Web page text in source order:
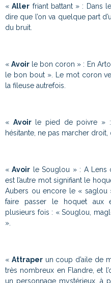
«Aller friant battant » : Dans
dire que l’on va quelque part
du bruit.
«Avoir le bon coron » : En
le bon bout ». Le mot coron
la fileuse autrefois.
« Avoirle pied de poivre » :
hésitante, ne pas marcher
«Avoir le Souglou » : A
est l’autre mot signifiant le
Aubers ou encore le « saglou
faire passer le hoquet aux
plusieurs fois : « Souglou,
».
« Attraperun coup d’aile de
très nombreux en Flandre, et
un personnage mystérieux, à